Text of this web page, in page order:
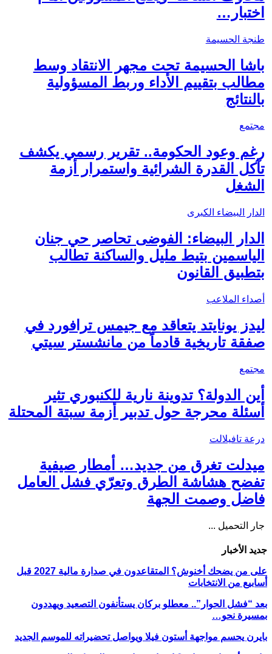
اختبار…
طنجة الحسيمة
باشا الحسيمة تحت مجهر الانتقاد وسط
مطالب بتقييم الأداء وربط المسؤولية
بالنتائج
مجتمع
رغم وعود الحكومة.. تقرير رسمي يكشف
تآكل القدرة الشرائية واستمرار أزمة
الشغل
الدار البيضاء الكبرى
الدار البيضاء: الفوضى تحاصر حي جنان
الياسمين بتيط مليل والساكنة تطالب
بتطبيق القانون
أصداء الملاعب
ليدز يونايتد يتعاقد مع جيمس ترافورد في
صفقة تاريخية قادماً من مانشستر سيتي
مجتمع
أين الدولة؟ تدوينة نارية للكنبوري تثير
أسئلة محرجة حول تدبير أزمة سبتة المحتلة
درعة تافيلالت
ميدلت تغرق من جديد… أمطار صيفية
تفضح هشاشة الطرق وتعرّي فشل العامل
فاضل وصمت الجهة
جار التحميل ...
جديد الأخبار
على من يضحك أخنوش؟ المتقاعدون في صدارة مالية 2027 قبل
أسابيع من الانتخابات
بعد “فشل الحوار”.. معطلو بركان يستأنفون التصعيد ويهددون
بمسيرة نحو…
بايرن يحسم مواجهة أستون فيلا ويواصل تحضيراته للموسم الجديد